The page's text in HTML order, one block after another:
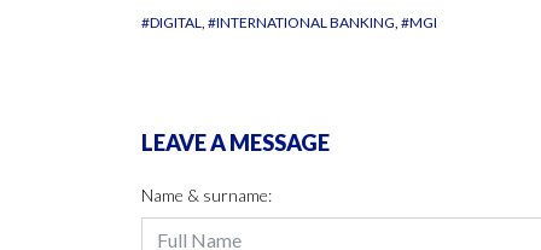
#DIGITAL #INTERNATIONAL BANKING #MGI
LEAVE A MESSAGE
Name & surname: